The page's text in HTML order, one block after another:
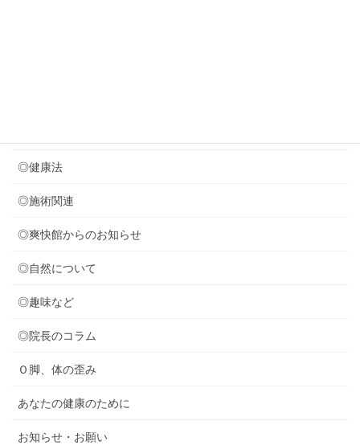
◎健康法
◎施術関連
◎爽快館からのお知らせ
◎自然について
◎趣味など
◎院長のコラム
Ｏ脚、体の歪み
あなたの健康のために
お知らせ・お願い